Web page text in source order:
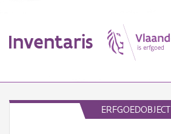
Inventaris
ERFGOEDOBJECT